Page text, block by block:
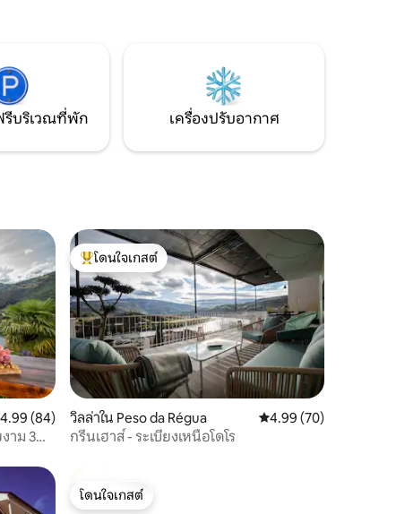
ใน
บและ
รีบริเวณที่พัก เครื่องปรับอากาศ
แนนเฉลี่ย 4.99 จาก 5, 84 รีวิว
4.99 (84)
าม 3
โดนใจเกสต์ที่สุด
โดนใจเกสต์
วิลล่าใน Peso da Régua คะแนนเฉลี่ย 4.99 จาก
4.99 (70)
กรีนเฮาส์ - ระเบียงเหนือโดโร
โดนใจเกสต์
โดนใจเกสต์